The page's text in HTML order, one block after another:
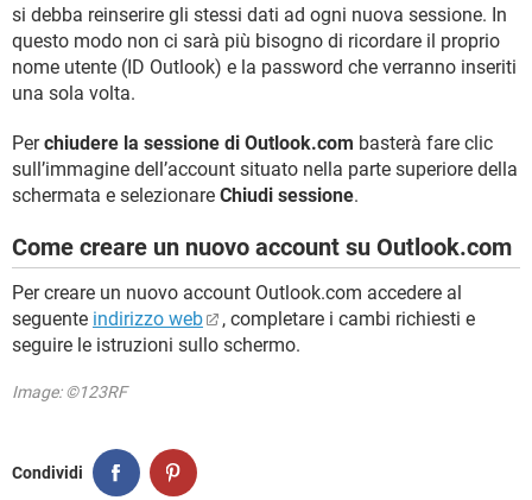
si debba reinserire gli stessi dati ad ogni nuova sessione. In
questo modo non ci sarà più bisogno di ricordare il proprio
nome utente (ID Outlook) e la password che verranno inseriti
una sola volta.
Perchiudere la sessione di Outlook.com basterà fare clic
sull’immagine dell’account situato nella parte superiore della
schermata e selezionare Chiudi sessione.
Come creare un nuovo account su Outlook.com
Per creare un nuovo account Outlook.com accedere al
seguente indirizzo web
, completare i cambi richiesti e
seguire le istruzioni sullo schermo.
Image: ©123RF
Condividi